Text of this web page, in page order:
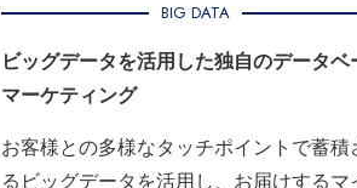
BIG DATA
ビッグデータを活用した独自のデータベ
マーケティング
お客様との多様なタッチポイントで蓄積
るビッグデータを活用し、お届けするマ